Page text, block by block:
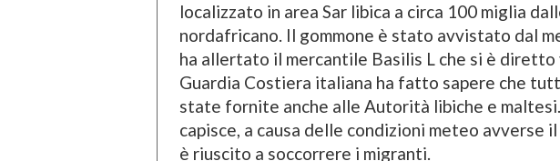
localizzato in area Sar libica a circa 100 miglia
nordafricano. Il gommone è stato avvistato dal
ha allertato il mercantile Basilis L che si è diretto
Guardia Costiera italiana ha fatto sapere che
state fornite anche alle Autorità libiche e
capisce, a causa delle condizioni meteo avverse
è riuscito a soccorrere i migranti.